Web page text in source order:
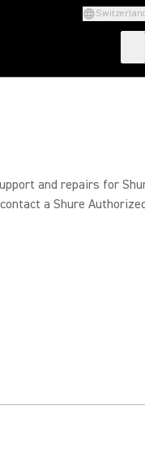
and repairs for
a Shure